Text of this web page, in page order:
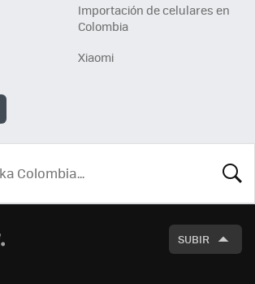
Importación de celulares en
Colombia
Xiaomi
SUBIR